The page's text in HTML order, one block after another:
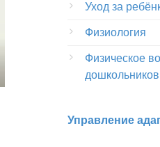
Уход за
Физиология
Физическое
дошкольников
Управление